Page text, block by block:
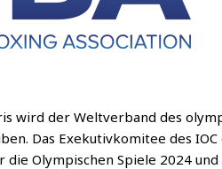
wird der Welt­ver­band des
Das Exe­ku­tiv­ko­mi­tee des IOC
die Olym­pi­schen Spie­le 2024